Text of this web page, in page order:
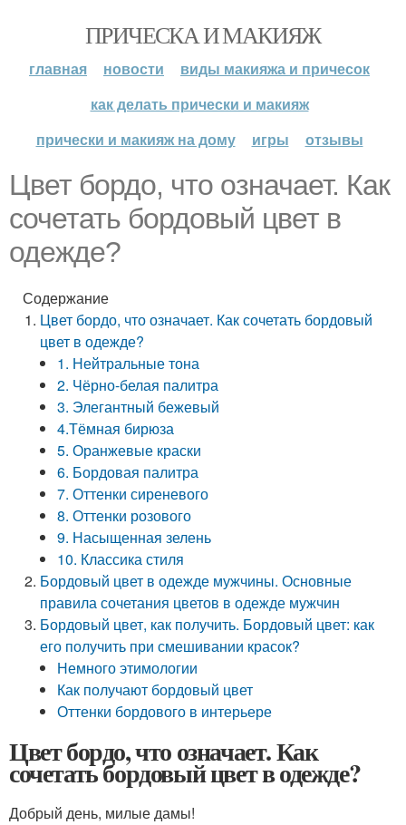
ПРИЧЕСКА И МАКИЯЖ
главная новости
виды макияжа и причесок
как делать прически и макияж
прически и макияж на дому
игры отзывы
Цвет бордо, что означает. Как
сочетать бордовый цвет в
одежде?
Содержание
Цвет бордо, что означает. Как сочетать бордовый
цвет в одежде?
1. Нейтральные тона
2. Чёрно-белая палитра
3. Элегантный бежевый
4.Тёмная бирюза
5. Оранжевые краски
6. Бордовая палитра
7. Оттенки сиреневого
8. Оттенки розового
9. Насыщенная зелень
10. Классика стиля
Бордовый цвет в одежде мужчины. Основные
правила сочетания цветов в одежде мужчин
Бордовый цвет, как получить. Бордовый цвет: как
его получить при смешивании красок?
Немного этимологии
Как получают бордовый цвет
Оттенки бордового в интерьере
Цвет бордо, что означает. Как
сочетать бордовый цвет в одежде?
Добрый день, милые дамы!